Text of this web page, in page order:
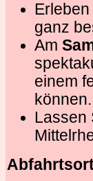
ganz
Am
einem
können.
Lassen